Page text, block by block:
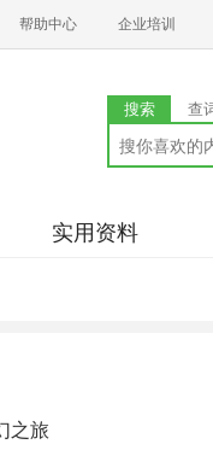
帮助中心 企业培训
搜索 查
实用资料
之旅